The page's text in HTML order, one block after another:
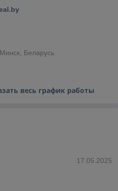
Беларусь
весь график работы
17.05.2025